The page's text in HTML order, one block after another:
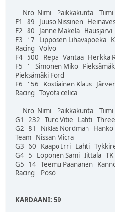
Nro Nimi Paikkakunta
F1 89 Juuso Nissinen
F2 80 Janne Mäkelä
F3 17 Lipposen Lihavapoeka
Racing Volvo
F4 500 Repa Vantaa Herkka
F5 1 Simonen Miko
Pieksämäki Ford
F6 156 Kostiainen Klaus
Racing Toyota celica
Nro Nimi Paikkakunta
G1 232 Turo Vitie Lahti
G2 81 Niklas Nordman Hanko
Team Nissan Micra
G3 60 Kaapo Irri Lahti
G4 5 Loponen Sami Iittala TK
G5 14 Teemu Paananen
Racing Pösö
KARDAANI: 59